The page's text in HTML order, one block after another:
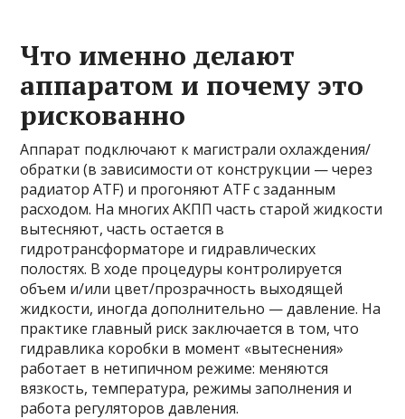
Что именно делают
аппаратом и почему это
рискованно
Аппарат подключают к магистрали охлаждения/
обратки (в зависимости от конструкции — через
радиатор ATF) и прогоняют ATF с заданным
расходом. На многих АКПП часть старой жидкости
вытесняют, часть остается в
гидротрансформаторе и гидравлических
полостях. В ходе процедуры контролируется
объем и/или цвет/прозрачность выходящей
жидкости, иногда дополнительно — давление. На
практике главный риск заключается в том, что
гидравлика коробки в момент «вытеснения»
работает в нетипичном режиме: меняются
вязкость, температура, режимы заполнения и
работа регуляторов давления.